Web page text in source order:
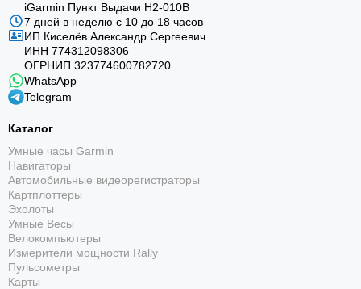
iGarmin Пункт Выдачи Н2-010В
7 дней в неделю с 10 до 18 часов
ИП Киселёв Александр Сергеевич
ИНН 774312098306
ОГРНИП 323774600782720
WhatsApp
Telegram
Каталог
Умные часы Garmin
Навигаторы
Автомобильные видеорегистраторы
Картплоттеры
Эхолоты
Умные Весы
Велокомпьютеры
Измерители мощности Rally
Пульсометры
Карты